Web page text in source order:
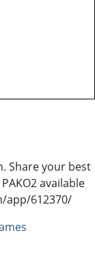
Share your best
available
app/612370/